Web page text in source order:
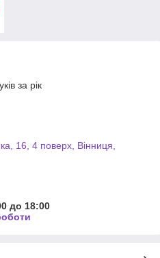
за рік
16, 4 поверх, Вінниця,
до 18:00